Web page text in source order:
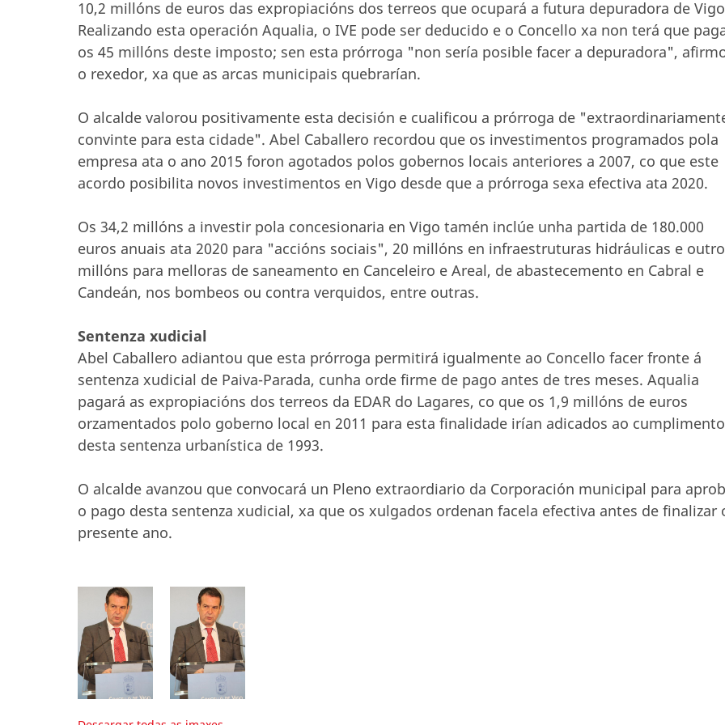
10,2 millóns de euros das expropiacións dos terreos que ocupará a futura depuradora de
Realizando esta operación Aqualia, o IVE pode ser deducido e o Concello xa non terá que
os 45 millóns deste imposto; sen esta prórroga "non sería posible facer a depuradora",
o rexedor, xa que as arcas municipais quebrarían.
O alcalde valorou positivamente esta decisión e cualificou a prórroga de
convinte para esta cidade". Abel Caballero recordou que os investimentos programados pola
empresa ata o ano 2015 foron agotados polos gobernos locais anteriores a 2007, co que este
acordo posibilita novos investimentos en Vigo desde que a prórroga sexa efectiva ata 2020.
Os 34,2 millóns a investir pola concesionaria en Vigo tamén inclúe unha partida de 180.000
euros anuais ata 2020 para "accións sociais", 20 millóns en infraestruturas hidráulicas e
millóns para melloras de saneamento en Canceleiro e Areal, de abastecemento en Cabral e
Candeán, nos bombeos ou contra verquidos, entre outras.
Sentenza xudicial
Abel Caballero adiantou que esta prórroga permitirá igualmente ao Concello facer fronte á
sentenza xudicial de Paiva-Parada, cunha orde firme de pago antes de tres meses. Aqualia
pagará as expropiacións dos terreos da EDAR do Lagares, co que os 1,9 millóns de euros
orzamentados polo goberno local en 2011 para esta finalidade irían adicados ao cumplimento
desta sentenza urbanística de 1993.
O alcalde avanzou que convocará un Pleno extraordiario da Corporación municipal para
o pago desta sentenza xudicial, xa que os xulgados ordenan facela efectiva antes de finalizar
presente ano.